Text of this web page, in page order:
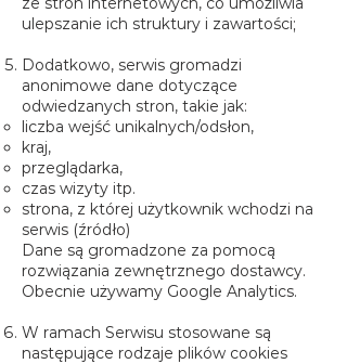
ulepszanie ich struktury i zawartości;
Dodatkowo, serwis gromadzi
anonimowe dane dotyczące
odwiedzanych stron, takie jak:
liczba wejść unikalnych/odsłon,
kraj,
przeglądarka,
czas wizyty itp.
strona, z której użytkownik wchodzi na
serwis (źródło)
Dane są gromadzone za pomocą
rozwiązania zewnętrznego dostawcy.
Obecnie używamy Google Analytics.
W ramach Serwisu stosowane są
następujące rodzaje plików cookies